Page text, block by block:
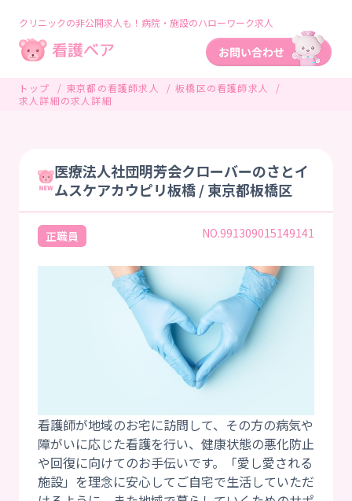
クリニックの非公開求人も！病院・施設のハローワーク求人
トップ 東京都の看護師求人
板橋区の看護師求人
求人詳細の求人詳細
医療法人社団明芳会クローバーのさとイ
ムスケアカウピリ板橋 / 東京都板橋区
正職員 NO.991309015149141
看護師が地域のお宅に訪問して、その方の病気や
障がいに応じた看護を行い、健康状態の悪化防止
や回復に向けてのお手伝いです。「愛し愛される
施設」を理念に安心してご自宅で生活していただ